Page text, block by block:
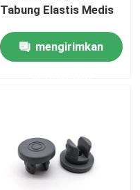
Tabung Elastis Medis
mengirimkan